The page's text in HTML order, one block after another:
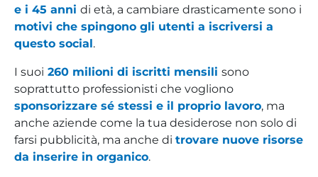
e i 45 anni di età, a cambiare drasticamente sono i
motivi che spingono gli utenti a iscriversi a
questo social.
I suoi 260 milioni di iscritti mensili sono
soprattutto professionisti che vogliono
sponsorizzare sé stessi e il proprio lavoro, ma
anche aziende come la tua desiderose non solo di
farsi pubblicità, ma anche di trovare nuove risorse
da inserire in organico.